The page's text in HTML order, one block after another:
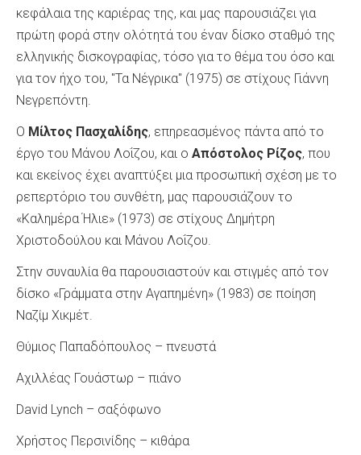
κεφάλαια της καριέρας της, και μας παρουσιάζει για
πρώτη φορά στην ολότητά του έναν δίσκο σταθμό της
ελληνικής δισκογραφίας, τόσο για το θέμα του όσο και
για τον ήχο του, "Τα Νέγρικα" (1975) σε στίχους Γιάννη
Νεγρεπόντη.
Ο Μίλτος Πασχαλίδης, επηρεασμένος πάντα από το
έργο του Μάνου Λοΐζου, και ο Απόστολος Ρίζος, που
και εκείνος έχει αναπτύξει μια προσωπική σχέση με το
ρεπερτόριο του συνθέτη, μας παρουσιάζουν το
«Καλημέρα Ήλιε» (1973) σε στίχους Δημήτρη
Χριστοδούλου και Μάνου Λοΐζου.
Στην συναυλία θα παρουσιαστούν και στιγμές από τον
δίσκο «Γράμματα στην Αγαπημένη» (1983) σε ποίηση
Ναζίμ Χικμέτ.
Θύμιος Παπαδόπουλος – πνευστά
Αχιλλέας Γουάστωρ – πιάνο
David Lynch – σαξόφωνο
Χρήστος Περσινίδης – κιθάρα